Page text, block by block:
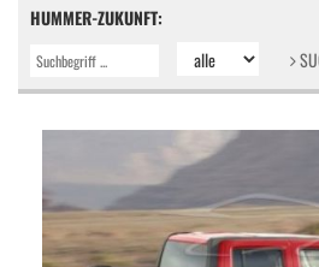
HUMMER-ZUKUNFT: